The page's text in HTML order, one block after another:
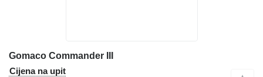
Gomaco Commander III
Cijena na upit